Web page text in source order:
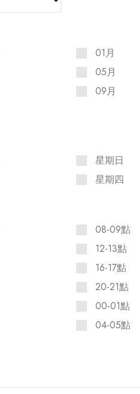
01月
05月
09月
星期日
星期四
08-09點
12-13點
16-17點
20-21點
00-01點
04-05點